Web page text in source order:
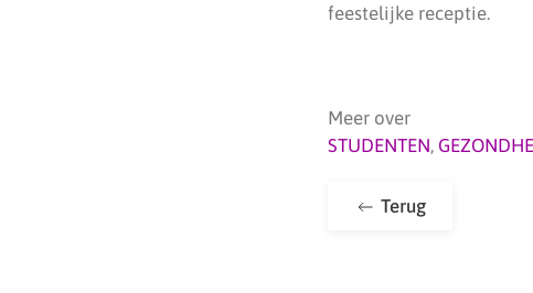
feestelijke receptie.
Meer over
STUDENTEN,
Terug